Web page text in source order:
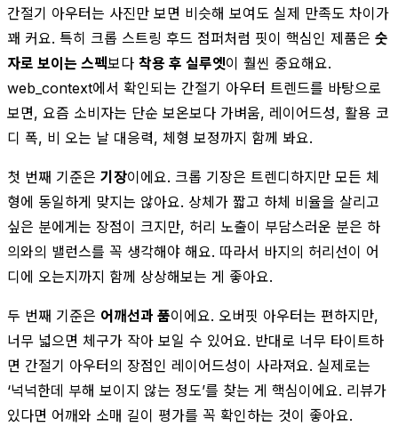
간절기 아우터는 사진만 보면 비슷해 보여도 실제 만족도 차이가
꽤 커요. 특히 크롭 스트링 후드 점퍼처럼 핏이 핵심인 제품은 숫
자로 보이는 스펙보다 착용 후 실루엣이 훨씬 중요해요.
web_context에서 확인되는 간절기 아우터 트렌드를 바탕으로
보면, 요즘 소비자는 단순 보온보다 가벼움, 레이어드성, 활용 코
디 폭, 비 오는 날 대응력, 체형 보정까지 함께 봐요.
첫 번째 기준은 기장이에요. 크롭 기장은 트렌디하지만 모든 체
형에 동일하게 맞지는 않아요. 상체가 짧고 하체 비율을 살리고
싶은 분에게는 장점이 크지만, 허리 노출이 부담스러운 분은 하
의와의 밸런스를 꼭 생각해야 해요. 따라서 바지의 허리선이 어
디에 오는지까지 함께 상상해보는 게 좋아요.
두 번째 기준은 어깨선과 품이에요. 오버핏 아우터는 편하지만,
너무 넓으면 체구가 작아 보일 수 있어요. 반대로 너무 타이트하
면 간절기 아우터의 장점인 레이어드성이 사라져요. 실제로는
‘넉넉한데 부해 보이지 않는 정도’를 찾는 게 핵심이에요. 리뷰가
있다면 어깨와 소매 길이 평가를 꼭 확인하는 것이 좋아요.